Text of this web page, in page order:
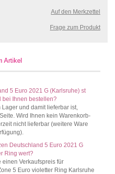
Auf den Merkzettel
Frage zum Produkt
Artikel
5 Euro 2021 G (Karlsruhe) st
bei Ihnen bestellen?
Lager und damit lieferbar ist,
Wird Ihnen kein Warenkorb-
nicht lieferbar (weitere Ware
Deutschland 5 Euro 2021 G
Ring wert?
Verkaufspreis für
5 Euro violetter Ring Karlsruhe